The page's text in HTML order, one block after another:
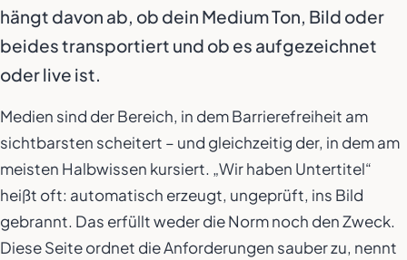
hängt davon ab, ob dein Medium Ton, Bild oder
beides transportiert und ob es aufgezeichnet
oder live ist.
Medien sind der Bereich, in dem Barrierefreiheit am
sichtbarsten scheitert – und gleichzeitig der, in dem am
meisten Halbwissen kursiert. „Wir haben Untertitel“
heißt oft: automatisch erzeugt, ungeprüft, ins Bild
gebrannt. Das erfüllt weder die Norm noch den Zweck.
Diese Seite ordnet die Anforderungen sauber zu, nennt